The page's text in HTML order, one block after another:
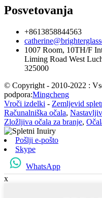
Posvetovanja
+8613858844563
1007 Room, 10TH/F
Liming Road West
325000
© Copyright - 2010-2022 :
podpora:Mingcheng
Vroči izdelki - Zemljevid
Računalniška očala,
Zložljiva očala za branje,
Pošlji e-pošto
Skype
WhatsApp
x